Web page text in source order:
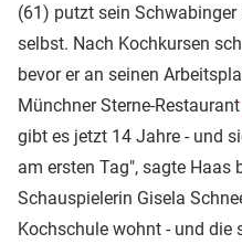
(61) putzt sein
selbst. Nach Kochkursen
bevor er an seinen
Münchner Sterne-Restaurant
gibt es jetzt 14 Jahre - und
am ersten Tag", sagte Haas
Schauspielerin Gisela
Kochschule wohnt - und die